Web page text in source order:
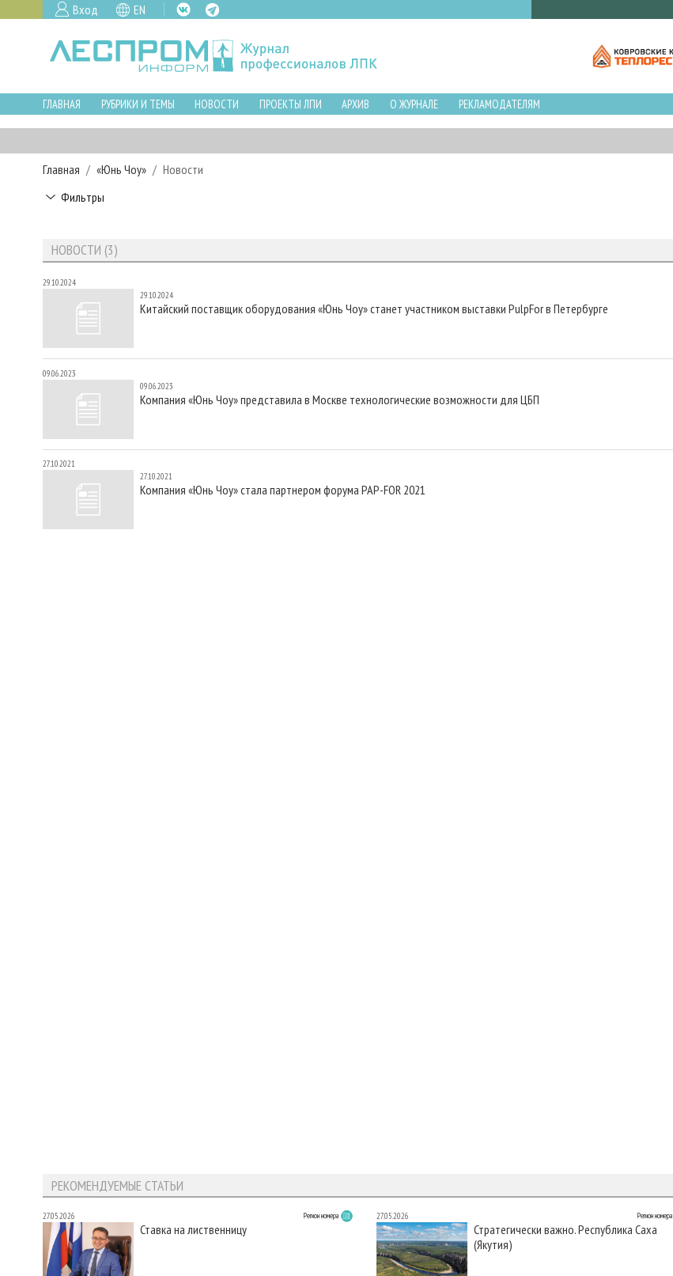
Вход EN
ГЛАВНАЯ РУБРИКИ И ТЕМЫ НОВОСТИ ПРОЕКТЫ ЛПИ АРХИВ О ЖУРНАЛЕ РЕКЛАМОДАТЕЛЯМ
Главная «Юнь Чоу»
Новости
Фильтры
НОВОСТИ (3)
29.10.2024
29.10.2024
Китайский поставщик оборудования «Юнь Чоу» станет участником выставки PulpFor в Петербурге
09.06.2023
09.06.2023
Компания «Юнь Чоу» представила в Москве технологические возможности для ЦБП
27.10.2021
27.10.2021
Компания «Юнь Чоу» стала партнером форума PAP-FOR 2021
РЕКОМЕНДУЕМЫЕ СТАТЬИ
27.05.2026 Регион номера
Ставка на лиственницу
27.05.2026 Регион номера
Стратегически важно. Республика Саха
(Якутия)